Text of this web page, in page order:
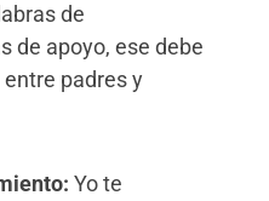
de
de apoyo, ese debe
padres y
Yo te